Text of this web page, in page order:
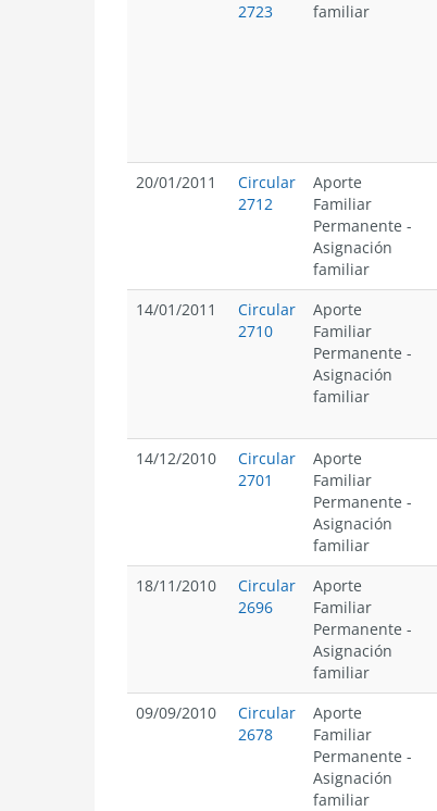
2723
familiar
20/01/2011
Circular
2712
Aporte
Familiar
Permanente -
Asignación
familiar
14/01/2011
Circular
2710
Aporte
Familiar
Permanente -
Asignación
familiar
14/12/2010
Circular
2701
Aporte
Familiar
Permanente -
Asignación
familiar
18/11/2010
Circular
2696
Aporte
Familiar
Permanente -
Asignación
familiar
09/09/2010
Circular
2678
Aporte
Familiar
Permanente -
Asignación
familiar